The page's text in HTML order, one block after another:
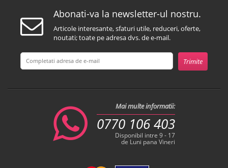
Abonati-va la newsletter-ul nostru.
Articole interesante, sfaturi utile, reduceri, oferte,
noutati; toate pe adresa dvs. de e-mail.
Mai multe informatii:
0770 106 403
Disponibil intre 9 - 17
de Luni pana Vineri